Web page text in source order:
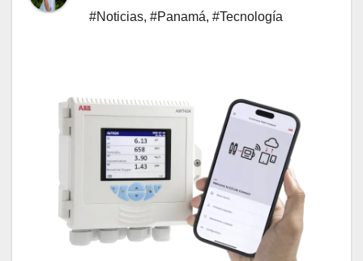
#Noticias, #Panamá, #Tecnología